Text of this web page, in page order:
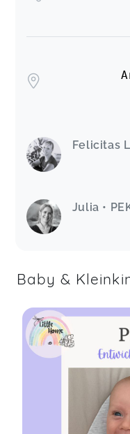
Felicitas
Julia •
Baby &